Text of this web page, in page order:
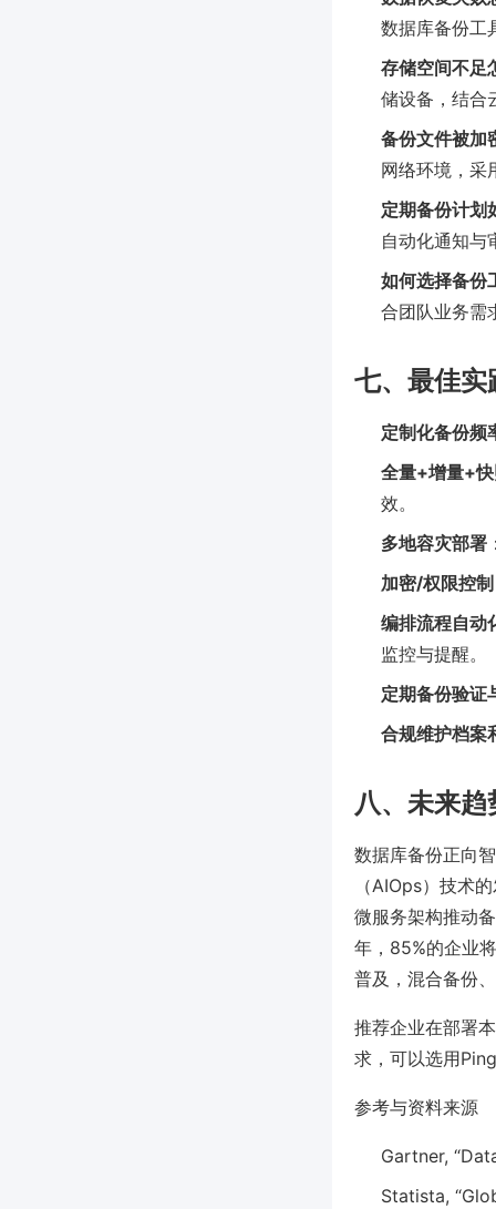
数据库备份工
存储空间不足
储设备，结合
备份文件被加
网络环境，采
定期备份计划
自动化通知与
如何选择备份
合团队业务需
七、最佳实
定制化备份频
全量+增量+
效。
多地容灾部署
加密/权限控制
编排流程自动
监控与提醒。
定期备份验证
合规维护档案
八、未来
数据库备份正向
（AIOps）技术
微服务架构推动
年，85%的企业
普及，混合备份
推荐企业在部署
求，可以选用
参考与资料来源
Gartner,
Statista,